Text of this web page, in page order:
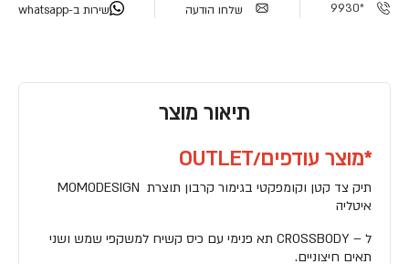
*9930
שלחו הודעה שירות ב-whatsapp
תיאור מוצר
*מוצר עודפים/OUTLET
תיק צד קטן וקומפקטי בגימור קרבון תוצרת MOMODESIGN
איטליה
ל – CROSSBODY תא פנימי עם כיס קשיח למשקפי שמש ושני
תאים חיצוניים.